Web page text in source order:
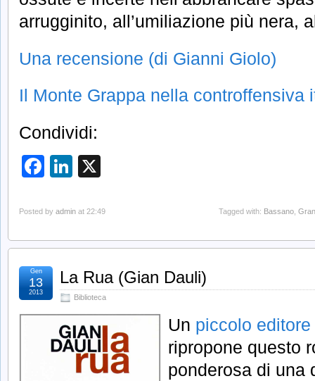
arrugginito, all’umiliazione più nera,
Una recensione (di Gianni Giolo)
Il Monte Grappa nella controffensiva
Condividi:
Facebook
LinkedIn
Posted by admin at 22:49 Tagged with: Bassano
La Rua (Gian Dauli)
Biblioteca
Gen
13
2013
Un piccolo editore
ripropone questo
ponderosa di una